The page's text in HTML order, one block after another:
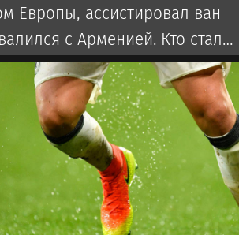
Европы, ассистировал ван
с Арменией. Кто стал
сборной Казахстана